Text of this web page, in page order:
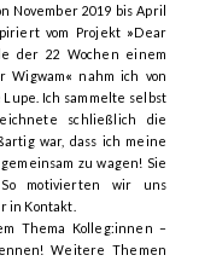
November 2019 bis April
vom Projekt »Dear
der 22 Wochen einem
Wigwam« nahm ich von
Ich sammelte selbst
schließlich die
war, dass ich meine
zu wagen! Sie
motivierten wir uns
in Kontakt.
Thema Kolleg:innen –
Weitere Themen